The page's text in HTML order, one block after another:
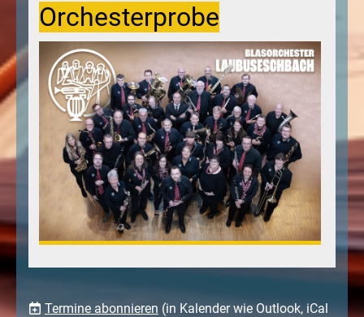
Orchesterprobe
Termine abonnieren (in Kalender wie Outlook, iCal